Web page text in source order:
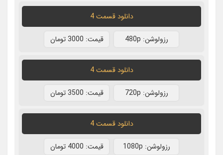
دانلود قسمت 4
رزولوشن: 480p قيمت: 3000 تومان
دانلود قسمت 4
رزولوشن: 720p قيمت: 3500 تومان
دانلود قسمت 4
رزولوشن: 1080p قيمت: 4000 تومان